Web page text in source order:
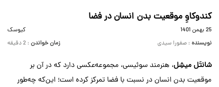
کندوکاوِ موقعیت بدن انسان در فضا
25 بهمن 1401
کیوسک
نویسنده : صفورا سیدی زمان خواندن : 2 دقیقه
شانتَل میشِل، هنرمند سوئیسی، مجموعه‌‌عکسی دارد که در آن بر
موقعیت بدن انسان در نسبت با فضا تمرکز کرده است؛ این‌که چه‌طور